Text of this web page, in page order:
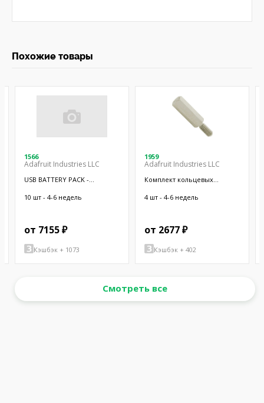
Похожие товары
1566
Adafruit Industries LLC
USB BATTERY PACK -
10 шт - 4-6 недель
от 7155 ₽
Кэшбэк + 1073
1959
Adafruit Industries LLC
Комплект кольцевых
4 шт - 4-6 недель
от 2677 ₽
Кэшбэк + 402
Смотреть все